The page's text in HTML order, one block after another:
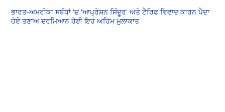
ਭਾਰਤ-ਅਮਰੀਕਾ ਸਬੰਧਾਂ 'ਚ 'ਆਪ੍ਰੇਸ਼ਨ ਸਿੰਦੂਰ' ਅਤੇ ਟੈਰਿਫ ਵਿਵਾਦ ਕਾਰਨ ਪੈਦਾ
ਹੋਏ ਤਣਾਅ ਦਰਮਿਆਨ ਹੋਈ ਇਹ ਅਹਿਮ ਮੁਲਾਕਾਤ